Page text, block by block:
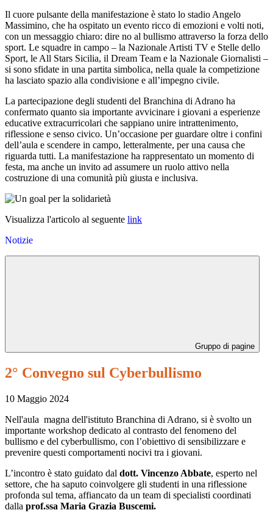
Il cuore pulsante della manifestazione è stato lo stadio Angelo
Massimino, che ha ospitato un evento ricco di emozioni e volti noti,
con un messaggio chiaro: dire no al bullismo attraverso la forza dello
sport. Le squadre in campo – la Nazionale Artisti TV e Stelle dello
Sport, le All Stars Sicilia, il Dream Team e la Nazionale Giornalisti –
si sono sfidate in una partita simbolica, nella quale la competizione
ha lasciato spazio alla condivisione e all’impegno civile.
La partecipazione degli studenti del Branchina di Adrano ha
confermato quanto sia importante avvicinare i giovani a esperienze
educative extracurricolari che sappiano unire intrattenimento,
riflessione e senso civico. Un’occasione per guardare oltre i confini
dell’aula e scendere in campo, letteralmente, per una causa che
riguarda tutti. La manifestazione ha rappresentato un momento di
festa, ma anche un invito ad assumere un ruolo attivo nella
costruzione di una comunità più giusta e inclusiva.
Visualizza l'articolo al seguente link
Notizie
Gruppo di pagine
2° Convegno sul Cyberbullismo
10 Maggio 2024
Nell'aula magna dell'istituto Branchina di Adrano, si è svolto un
importante workshop dedicato al contrasto del fenomeno del
bullismo e del cyberbullismo, con l’obiettivo di sensibilizzare e
prevenire questi comportamenti nocivi tra i giovani.
L’incontro è stato guidato dal dott. Vincenzo Abbate, esperto nel
settore, che ha saputo coinvolgere gli studenti in una riflessione
profonda sul tema, affiancato da un team di specialisti coordinati
dalla prof.ssa Maria Grazia Buscemi.